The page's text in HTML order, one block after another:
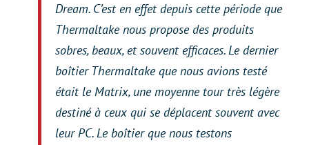
Dream. C’est en effet depuis cette période que
Thermaltake nous propose des produits
sobres, beaux, et souvent efficaces. Le dernier
boîtier Thermaltake que nous avions testé
était le Matrix, une moyenne tour très légère
destiné à ceux qui se déplacent souvent avec
leur PC. Le boîtier que nous testons